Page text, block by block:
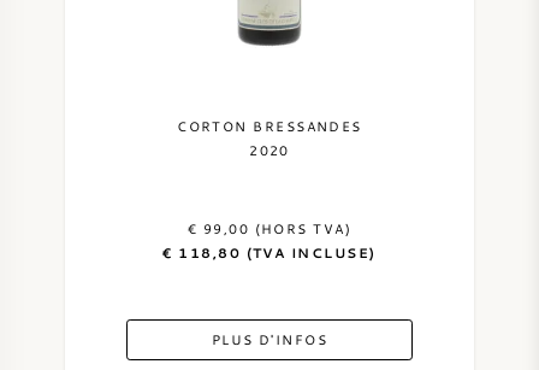
CORTON BRESSANDES
2020
€ 99,00 (HORS TVA)
€ 118,80 (TVA INCLUSE)
PLUS D'INFOS